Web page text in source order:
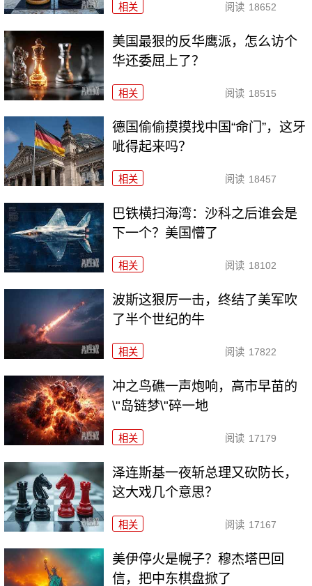
相关 阅读 18652
美国最狠的反华鹰派，怎么访个
华还委屈上了？
相关 阅读 18515
德国偷偷摸摸找中国“命门”，这牙
呲得起来吗？
相关 阅读 18457
巴铁横扫海湾：沙科之后谁会是
下一个？美国懵了
相关 阅读 18102
波斯这狠厉一击，终结了美军吹
了半个世纪的牛
相关 阅读 17822
冲之鸟礁一声炮响，高市早苗的
\"岛链梦\"碎一地
相关 阅读 17179
泽连斯基一夜斩总理又砍防长，
这大戏几个意思？
相关 阅读 17167
美伊停火是幌子？穆杰塔巴回
信，把中东棋盘掀了